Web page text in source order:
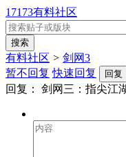
17173有料社区
有料社区 > 剑网3
暂不回复 快速回复 回复
回复： 剑网三：指尖江